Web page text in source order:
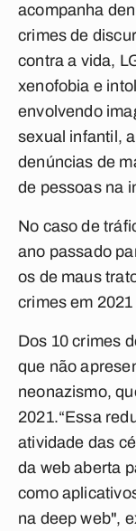
acompanha
crimes de
contra a vida,
xenofobia e
envolvendo
sexual infantil,
denúncias de
de pessoas na
No caso de
ano passado
os de maus
crimes em
Dos 10 crimes
que não
neonazismo,
2021.“Essa
atividade das
da web aberta
como
na deep web",